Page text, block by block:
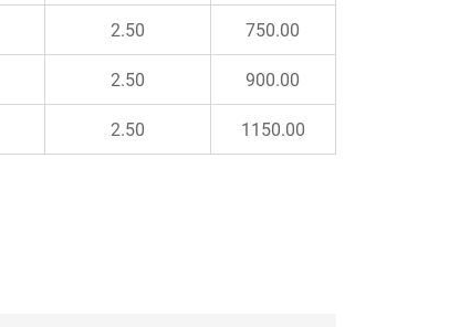
2.50 750.00
2.50 900.00
2.50 1150.00